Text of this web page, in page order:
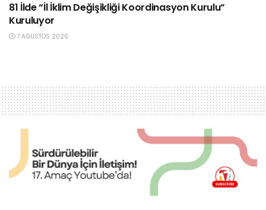
81 İlde “İl İklim Değişikliği Koordinasyon Kurulu”
Kuruluyor
7 AĞUSTOS 2026